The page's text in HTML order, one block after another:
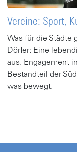
Vereine: Sport,
Was für die Städte
Dörfer: Eine
aus. Engagement
Bestandteil der
was bewegt.